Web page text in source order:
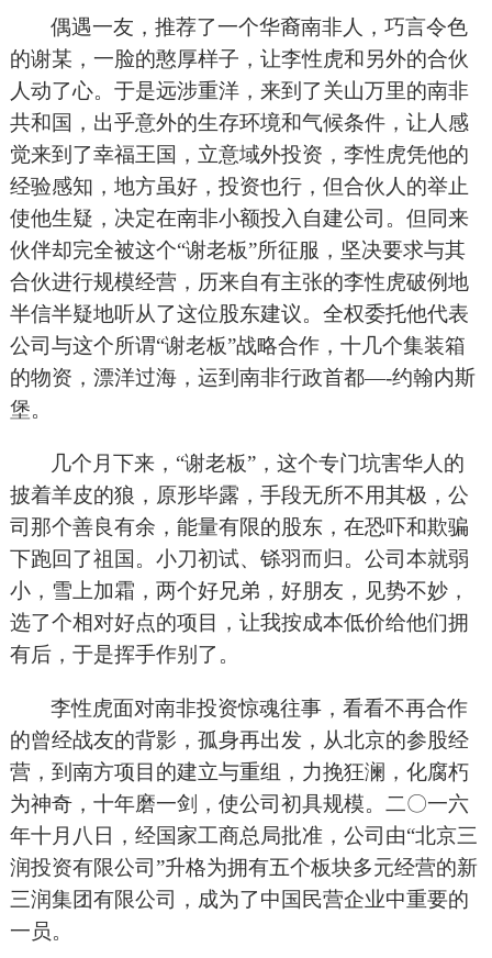
偶遇一友，推荐了一个华裔南非人，巧言令色
的谢某，一脸的憨厚样子，让李性虎和另外的合伙
人动了心。于是远涉重洋，来到了关山万里的南非
共和国，出乎意外的生存环境和气候条件，让人感
觉来到了幸福王国，立意域外投资，李性虎凭他的
经验感知，地方虽好，投资也行，但合伙人的举止
使他生疑，决定在南非小额投入自建公司。但同来
伙伴却完全被这个“谢老板”所征服，坚决要求与其
合伙进行规模经营，历来自有主张的李性虎破例地
半信半疑地听从了这位股东建议。全权委托他代表
公司与这个所谓“谢老板”战略合作，十几个集装箱
的物资，漂洋过海，运到南非行政首都—-约翰内斯
堡。
几个月下来，“谢老板”，这个专门坑害华人的
披着羊皮的狼，原形毕露，手段无所不用其极，公
司那个善良有余，能量有限的股东，在恐吓和欺骗
下跑回了祖国。小刀初试、铩羽而归。公司本就弱
小，雪上加霜，两个好兄弟，好朋友，见势不妙，
选了个相对好点的项目，让我按成本低价给他们拥
有后，于是挥手作别了。
李性虎面对南非投资惊魂往事，看看不再合作
的曾经战友的背影，孤身再出发，从北京的参股经
营，到南方项目的建立与重组，力挽狂澜，化腐朽
为神奇，十年磨一剑，使公司初具规模。二〇一六
年十月八日，经国家工商总局批准，公司由“北京三
润投资有限公司”升格为拥有五个板块多元经营的新
三润集团有限公司，成为了中国民营企业中重要的
一员。